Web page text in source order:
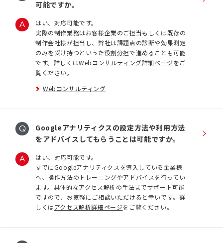
可能ですか。
はい、対応可能です。
実際の制作業務はお客様企業のご担当もしくは既存の
制作会社様が担当し、弊社は課題点の診断や効果測定
のみを受け持つといった役割分担で進めることも可能
です。詳しくはWebコンサルティング詳細ページをご
覧ください。
Webコンサルティング
Googleアナリティクスの設定方法や利用方法
をアドバイスしてもらうことは可能ですか。
はい、対応可能です。
すでにGoogleアナリティクスを導入している企業様
へ、操作方法のトレーニングやアドバイスを行ってい
ます。具体的なアクセス解析の手法までサポート可能
ですので、お気軽にご相談いただけると幸いです。詳
しくはアクセス解析詳細ページをご覧ください。